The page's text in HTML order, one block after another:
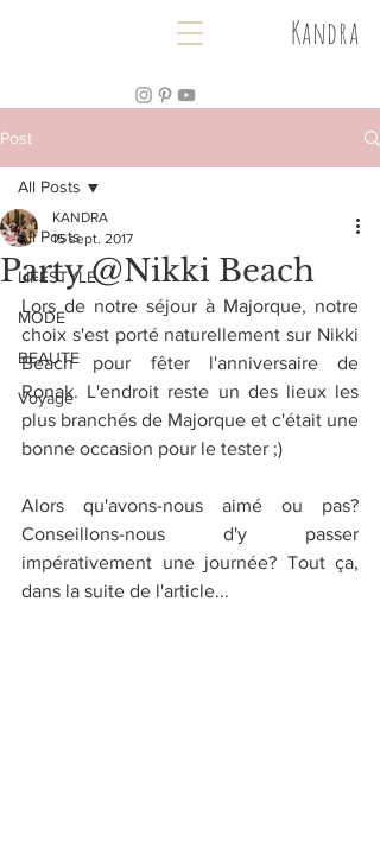
Kandra
Post
All Posts
LIFESTYLE
MODE
BEAUTE
Voyage
All Posts
Party @Nikki Beach
KANDRA
15 sept. 2017
Lors de notre séjour à Majorque, notre
choix s'est porté naturellement sur Nikki
Beach pour fêter l'anniversaire de
Ronak. L'endroit reste un des lieux les
plus branchés de Majorque et c'était une
bonne occasion pour le tester ;)
Alors qu'avons-nous aimé ou pas?
Conseillons-nous d'y passer
impérativement une journée? Tout ça,
dans la suite de l'article...